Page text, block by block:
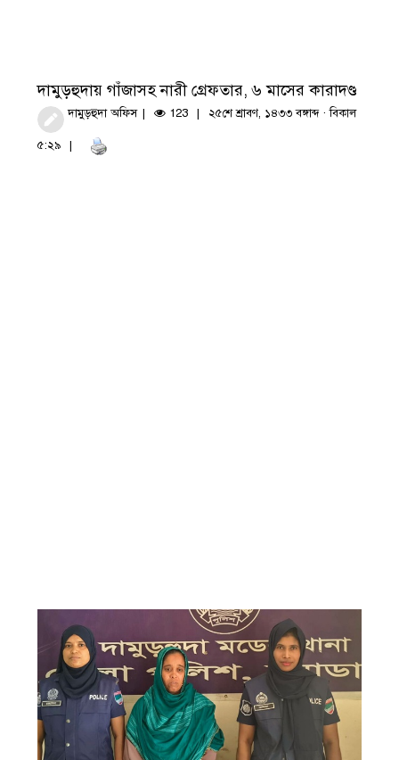
দামুড়হুদায় গাঁজাসহ নারী গ্রেফতার, ৬ মাসের কারাদণ্ড
দামুড়হুদা অফিস 123 ২৫শে শ্রাবণ, ১৪৩৩ বঙ্গাব্দ · বিকাল
৫:২৯